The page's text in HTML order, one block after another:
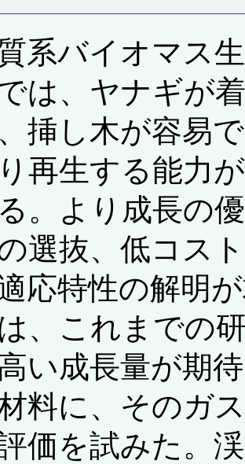
系バイオマス
は、ヤナギが
挿し木が容易
再生する能力
。より成長の
選抜、低コス
応特性の解明
、これまでの
い成長量が期
料に、そのガ
価を試みた。